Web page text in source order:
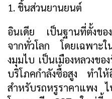
1. ชิ้นส่วนยานยนต์
อินเดีย เป็นฐานที่ตั้งขอ
จากทั่วโลก โดยเฉพาะ
งมุมไบ เป็นเมืองหลวงข
บริโภคกำลังซื้อสูง ทำใ
สำหรับรถหรูราคาแพง